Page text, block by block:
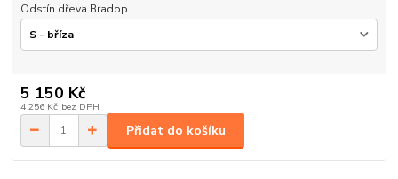
Odstín dřeva Bradop
5 150 Kč
4 256 Kč bez DPH
Přidat do košíku